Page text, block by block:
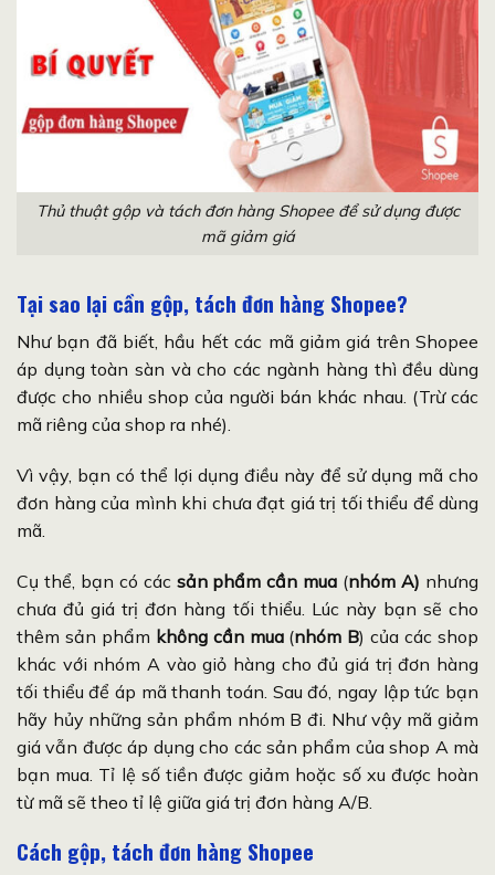
Thủ thuật gộp và tách đơn hàng Shopee để sử dụng được
mã giảm giá
Tại sao lại cần gộp, tách đơn hàng Shopee?
Như bạn đã biết, hầu hết các mã giảm giá trên Shopee
áp dụng toàn sàn và cho các ngành hàng thì đều dùng
được cho nhiều shop của người bán khác nhau. (Trừ các
mã riêng của shop ra nhé).
Vì vậy, bạn có thể lợi dụng điều này để sử dụng mã cho
đơn hàng của mình khi chưa đạt giá trị tối thiểu để dùng
mã.
Cụ thể, bạn có các sản phẩm cần mua (nhóm A) nhưng
chưa đủ giá trị đơn hàng tối thiểu. Lúc này bạn sẽ cho
thêm sản phẩm không cần mua(nhóm B) của các shop
khác với nhóm A vào giỏ hàng cho đủ giá trị đơn hàng
tối thiểu để áp mã thanh toán. Sau đó, ngay lập tức bạn
hãy hủy những sản phẩm nhóm B đi. Như vậy mã giảm
giá vẫn được áp dụng cho các sản phẩm của shop A mà
bạn mua. Tỉ lệ số tiền được giảm hoặc số xu được hoàn
từ mã sẽ theo tỉ lệ giữa giá trị đơn hàng A/B.
Cách gộp, tách đơn hàng Shopee